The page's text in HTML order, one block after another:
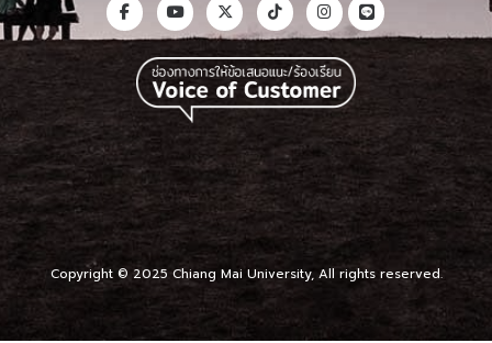
Copyright © 2025 Chiang Mai University, All rights reserved.